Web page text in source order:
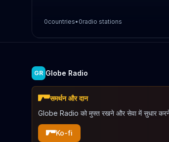
0countries• 0radio stations
GR Globe Radio
समर्थन और दान
Globe Radio को मुफ्त रखने और सेवा में सुधार करने
Ko-fi